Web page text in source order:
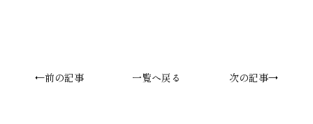
←前の記事 一覧へ戻る 次の記事→